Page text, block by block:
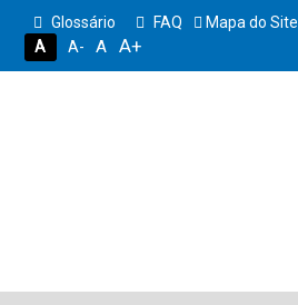
Glossário FAQ Mapa do Site
A
A- A A+